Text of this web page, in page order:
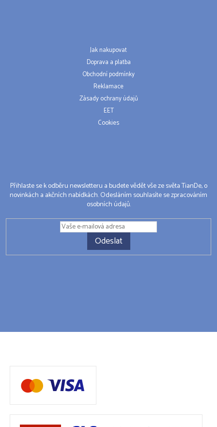
Jak nakupovat
Doprava a platba
Obchodní podmínky
Reklamace
Zásady ochrany údajů
EET
Cookies
Přihlaste se k odběru newsletteru a budete vědět vše ze světa TianDe, o
novinkách a akčních nabídkách. Odesláním souhlasíte se zpracováním
osobních údajů.
Odeslat